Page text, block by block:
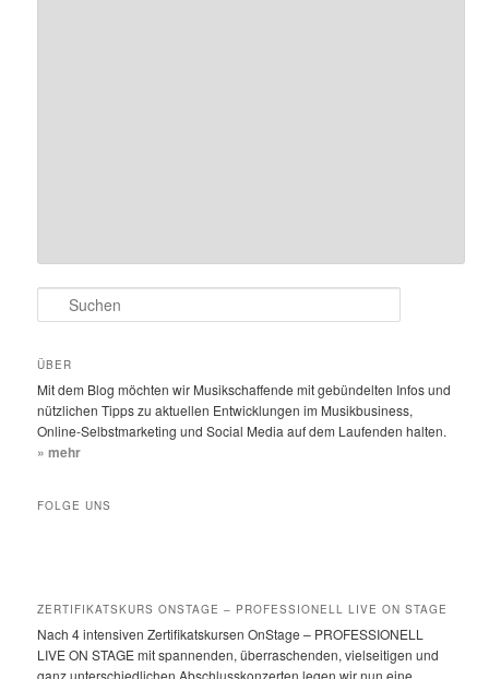
u
h
n
ÜBER
Mit dem Blog möchten wir Musikschaffende mit gebündelten Infos und
nützlichen Tipps zu aktuellen Entwicklungen im Musikbusiness,
Online-Selbstmarketing und Social Media auf dem Laufenden halten.
» mehr
FOLGE UNS
ZERTIFIKATSKURS ONSTAGE – PROFESSIONELL LIVE ON STAGE
Nach 4 intensiven Zertifikatskursen OnStage – PROFESSIONELL
LIVE ON STAGE mit spannenden, überraschenden, vielseitigen und
ganz unterschiedlichen Abschlusskonzerten legen wir nun eine